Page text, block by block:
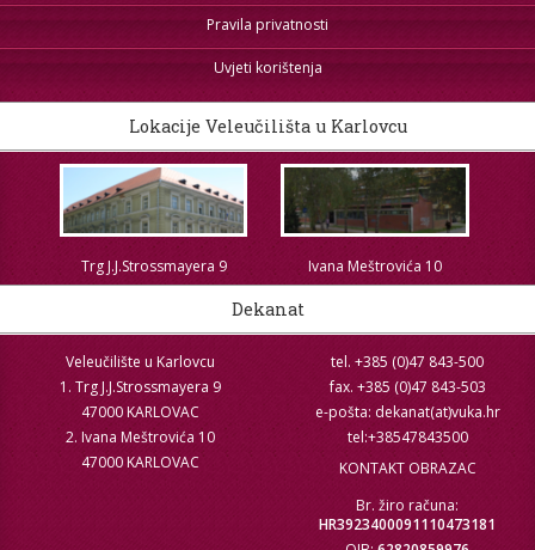
Pravila privatnosti
Uvjeti korištenja
Lokacije Veleučilišta u Karlovcu
Trg J.J.Strossmayera 9 Ivana Meštrovića 10
Dekanat
Veleučilište u Karlovcu
1. Trg J.J.Strossmayera 9
47000 KARLOVAC
2. Ivana Meštrovića 10
47000 KARLOVAC
tel. +385 (0)47 843-500
fax. +385 (0)47 843-503
e-pošta: dekanat(at)vuka.hr
tel:+38547843500
KONTAKT OBRAZAC
Br. žiro računa:
HR3923400091110473181